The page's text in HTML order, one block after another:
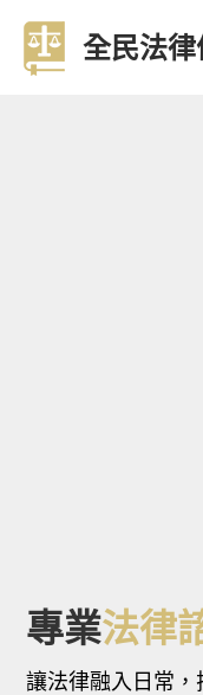
全民法
專業法律
讓法律融入日常